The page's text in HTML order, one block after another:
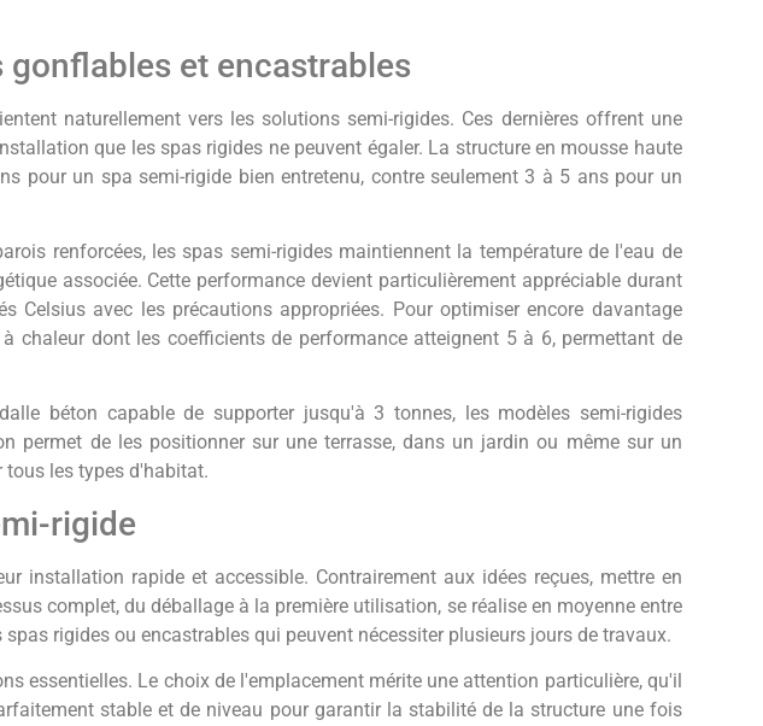
gonflables et encastrables
naturellement vers les solutions semi-rigides. Ces dernières offrent une
que les spas rigides ne peuvent égaler. La structure en mousse haute
pour un spa semi-rigide bien entretenu, contre seulement 3 à 5 ans pour un
renforcées, les spas semi-rigides maintiennent la température de l'eau de
associée. Cette performance devient particulièrement appréciable durant
avec les précautions appropriées. Pour optimiser encore davantage
chaleur dont les coefficients de performance atteignent 5 à 6, permettant de
béton capable de supporter jusqu'à 3 tonnes, les modèles semi-rigides
permet de les positionner sur une terrasse, dans un jardin ou même sur un
les types d'habitat.
rigide
installation rapide et accessible. Contrairement aux idées reçues, mettre en
complet, du déballage à la première utilisation, se réalise en moyenne entre
rigides ou encastrables qui peuvent nécessiter plusieurs jours de travaux.
essentielles. Le choix de l'emplacement mérite une attention particulière, qu'il
stable et de niveau pour garantir la stabilité de la structure une fois